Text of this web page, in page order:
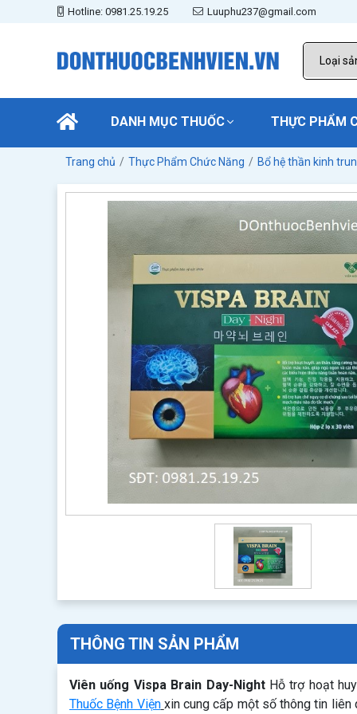
Hotline: 0981.25.19.25 Luuphu237@gmail.com
DANH MỤC THUỐC THỰC PHẨM
Trang chủ Thực Phẩm Chức Năng Bổ hệ thần kinh
THÔNG TIN SẢN PHẨM
Viên uống Vispa Brain Day-NightHỗ trợ hoạt
Thuốc Bệnh Viện xin cung cấp một số thông tin liên